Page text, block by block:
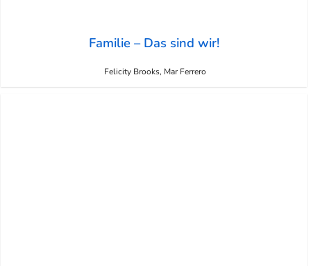
Familie – Das sind wir!
Felicity Brooks, Mar Ferrero